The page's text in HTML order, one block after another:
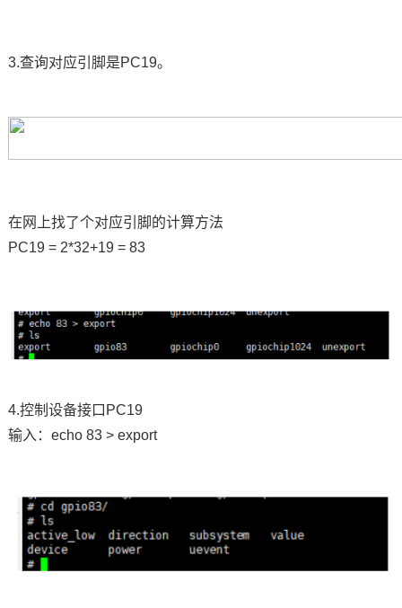
3.查询对应引脚是PC19。
在网上找了个对应引脚的计算方法
PC19 = 2*32+19 = 83
4.控制设备接口PC19
输入：echo 83 > export